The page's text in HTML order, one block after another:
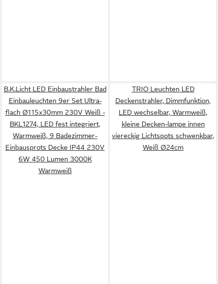
B.K.Licht LED Einbaustrahler Bad
Einbauleuchten 9er Set Ultra-
flach Ø115x30mm 230V Weiß -
BKL1274, LED fest integriert,
Warmweiß, 9 Badezimmer-
Einbausprots Decke IP44 230V
6W 450 Lumen 3000K
Warmweiß
TRIO Leuchten LED
Deckenstrahler, Dimmfunktion,
LED wechselbar, Warmweiß,
kleine Decken-lampe innen
viereckig Lichtspots schwenkbar,
Weiß Ø24cm